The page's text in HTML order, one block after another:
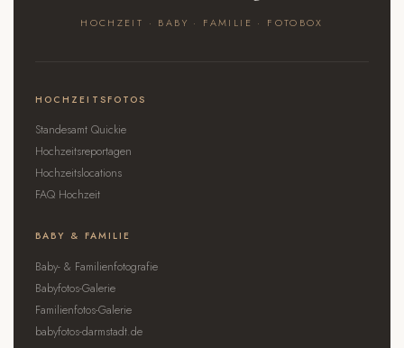
HOCHZEIT · BABY · FAMILIE · FOTOBOX
HOCHZEITSFOTOS
Standesamt Quickie
Hochzeitsreportagen
Hochzeitslocations
FAQ Hochzeit
BABY & FAMILIE
Baby- & Familienfotografie
Babyfotos-Galerie
Familienfotos-Galerie
babyfotos-darmstadt.de